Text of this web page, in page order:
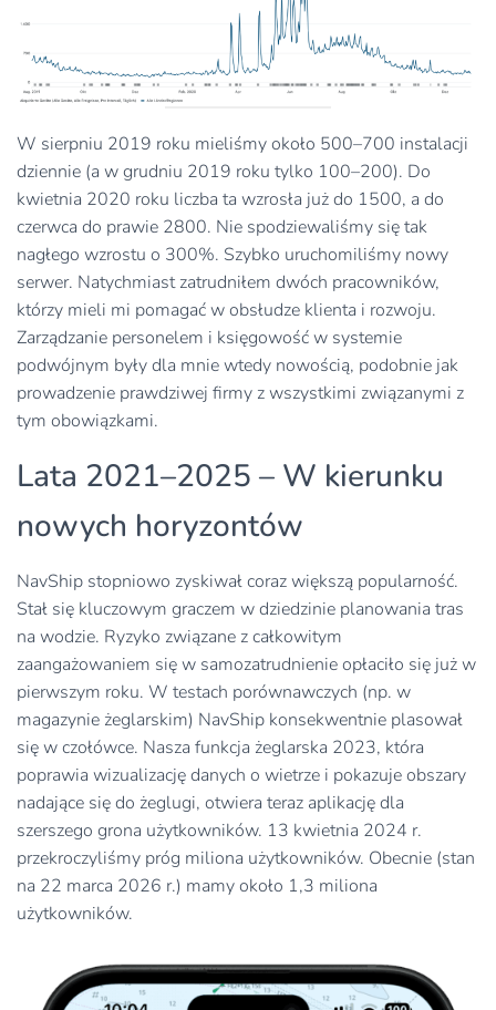
W sierpniu 2019 roku mieliśmy około 500–700 instalacji
dziennie (a w grudniu 2019 roku tylko 100–200). Do
kwietnia 2020 roku liczba ta wzrosła już do 1500, a do
czerwca do prawie 2800. Nie spodziewaliśmy się tak
nagłego wzrostu o 300%. Szybko uruchomiliśmy nowy
serwer. Natychmiast zatrudniłem dwóch pracowników,
którzy mieli mi pomagać w obsłudze klienta i rozwoju.
Zarządzanie personelem i księgowość w systemie
podwójnym były dla mnie wtedy nowością, podobnie jak
prowadzenie prawdziwej firmy z wszystkimi związanymi z
tym obowiązkami.
Lata 2021–2025 – W kierunku
nowych horyzontów
NavShip stopniowo zyskiwał coraz większą popularność.
Stał się kluczowym graczem w dziedzinie planowania tras
na wodzie. Ryzyko związane z całkowitym
zaangażowaniem się w samozatrudnienie opłaciło się już w
pierwszym roku. W testach porównawczych (np. w
magazynie żeglarskim) NavShip konsekwentnie plasował
się w czołówce. Nasza funkcja żeglarska 2023, która
poprawia wizualizację danych o wietrze i pokazuje obszary
nadające się do żeglugi, otwiera teraz aplikację dla
szerszego grona użytkowników. 13 kwietnia 2024 r.
przekroczyliśmy próg miliona użytkowników. Obecnie (stan
na 22 marca 2026 r.) mamy około 1,3 miliona
użytkowników.